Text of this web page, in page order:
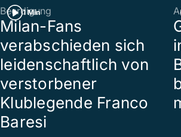
1 Min
Beerdigung
Milan-Fans
verabschieden sich
leidenschaftlich von
verstorbener
Klublegende Franco
Baresi